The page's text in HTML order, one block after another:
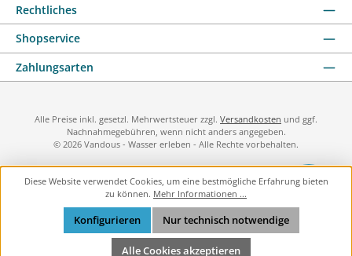
Rechtliches
Shopservice
Zahlungsarten
Alle Preise inkl. gesetzl. Mehrwertsteuer zzgl. Versandkosten und ggf.
Nachnahmegebühren, wenn nicht anders angegeben.
© 2026 Vandous - Wasser erleben - Alle Rechte vorbehalten.
Diese Website verwendet Cookies, um eine bestmögliche Erfahrung bieten
zu können. Mehr Informationen ...
Nur technisch notwendige
Konfigurieren
Alle Cookies akzeptieren